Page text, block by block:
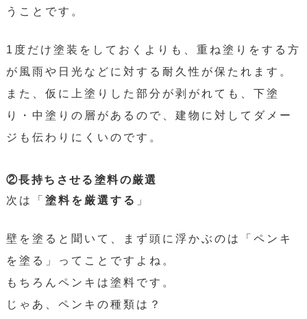
うことです。
1度だけ塗装をしておくよりも、重ね塗りをする方
が風雨や日光などに対する耐久性が保たれます。
また、仮に上塗りした部分が剥がれても、下塗
り・中塗りの層があるので、建物に対してダメー
ジも伝わりにくいのです。
②長持ちさせる塗料の厳選
次は「 塗料を厳選する 」
壁を塗ると聞いて、まず頭に浮かぶのは「ペンキ
を塗る」ってことですよね。
もちろんペンキは塗料です。
じゃあ、ペンキの種類は？